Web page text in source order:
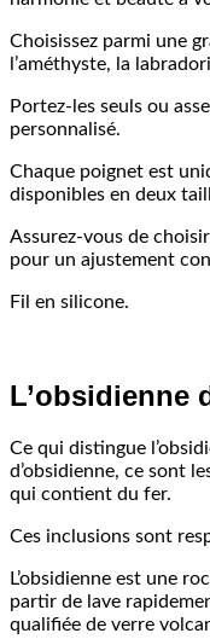
Choisissez parmi une
l’améthyste, la
Portez-les seuls ou
personnalisé.
Chaque poignet est
disponibles en deux
Assurez-vous de
pour un ajustement
Fil en silicone.
L’obsidienne
Ce qui distingue
d’obsidienne, ce sont
qui contient du fer.
Ces inclusions sont
L’obsidienne est une
partir de lave
qualifiée de verre